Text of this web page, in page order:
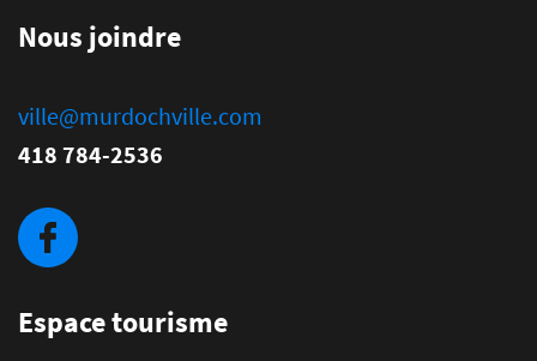
Nous joindre
ville@murdochville.com
418 784-2536
Espace tourisme